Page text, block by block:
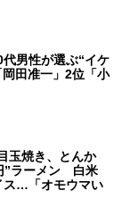
男性が選ぶ“イケ
田准一」2位「小
玉焼き、とんか
”ラーメン 白米
ス…「オモウマい